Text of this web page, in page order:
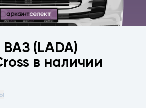
ВАЗ (LADA)
в наличии